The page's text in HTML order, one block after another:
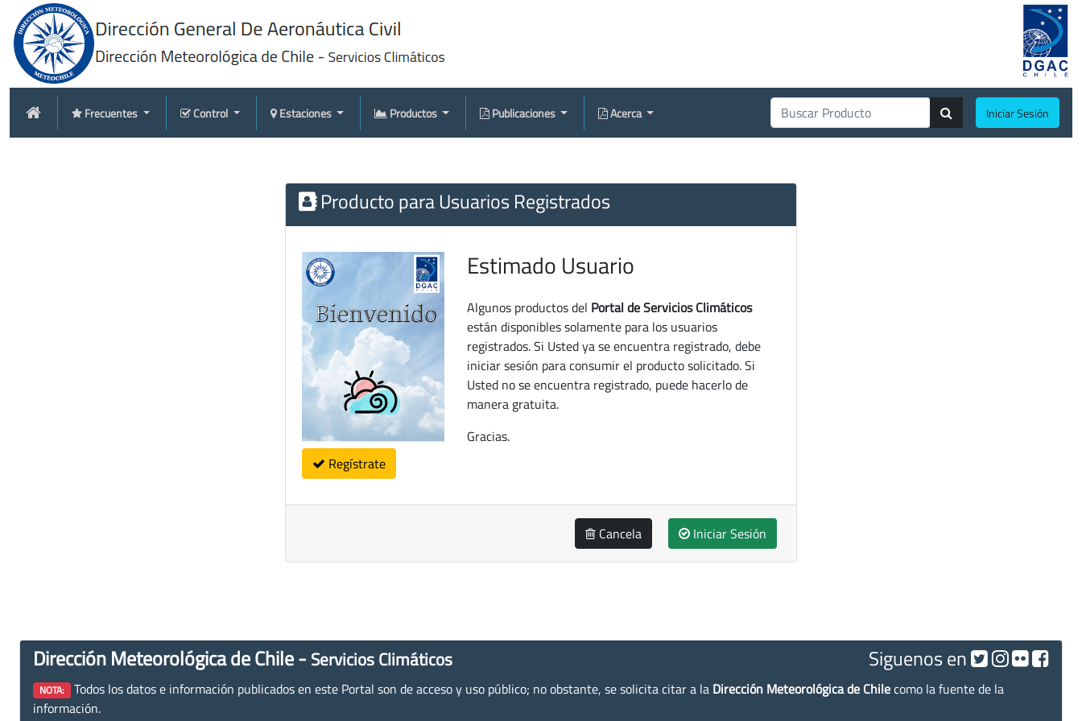
Frecuentes Control Estaciones Productos Publicaciones Acerca Iniciar Sesión
Producto para Usuarios Registrados
Regístrate
Estimado Usuario
Algunos productos del Portal de Servicios Climáticos
están disponibles solamente para los usuarios
registrados. Si Usted ya se encuentra registrado, debe
iniciar sesión para consumir el producto solicitado. Si
Usted no se encuentra registrado, puede hacerlo de
manera gratuita.
Gracias.
Cancela Iniciar Sesión
Dirección Meteorológica de Chile - Servicios Climáticos Siguenos en
NOTA: Todos los datos e información publicados en este Portal son de acceso y uso público; no obstante, se solicita citar a la Dirección Meteorológica de Chilecomo la fuente de la
información.